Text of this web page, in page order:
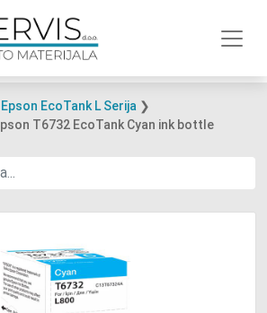
Epson EcoTank L Serija ❯
T6732 EcoTank Cyan ink bottle